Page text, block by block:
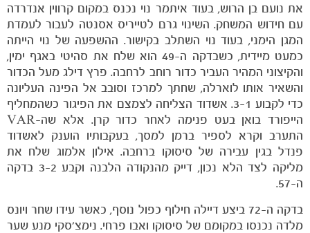
את נועם בן הרוש, בעוד איתמר נוי נכנס במקום קרווין אנדרדה
עם חידוש המשחק. השינוי גרם לטייריס אסנטה לעבור לעמדת
המגן הימני, בעוד נוי השתלב בקישור. ההשפעה של נוי הייתה
כמעט מיידית, כשבדקה ה-49 הוא שלח את סהיטי באגף ימין,
והקיצוני המהיר העביר כדור רוחב לרחבה. פרץ דילג מעל הכדור
והשאיר אותו לוארלה, שחתך למרכז וסובב אל הפינה העליונה
כדי לקבוע 3-1. אשדוד הצליחה לצמצם את הפיגור כשהמחליף
הייפורד בואן בעט פנימה לאחר כדור קרן. אלא שה-VAR
התערב וקרא לספיר ברמן למסך, בעקבותיו הוענק לאשדוד
פנדל בגין עבירה של סיסוקו ברחבה. אילון אלמוג שלח את
מליקה לצד הלא נכון, דייק מהנקודה הלבנה וקבע 3-2 בדקה
ה-57.
בדקה ה-72 ביצע דיילה חילוף כפול נוסף, כאשר עידו שחר ויונס
מלדה נכנסו במקומם של סיסוקו ואבו פרחי. נימצ'סקי מנע שער